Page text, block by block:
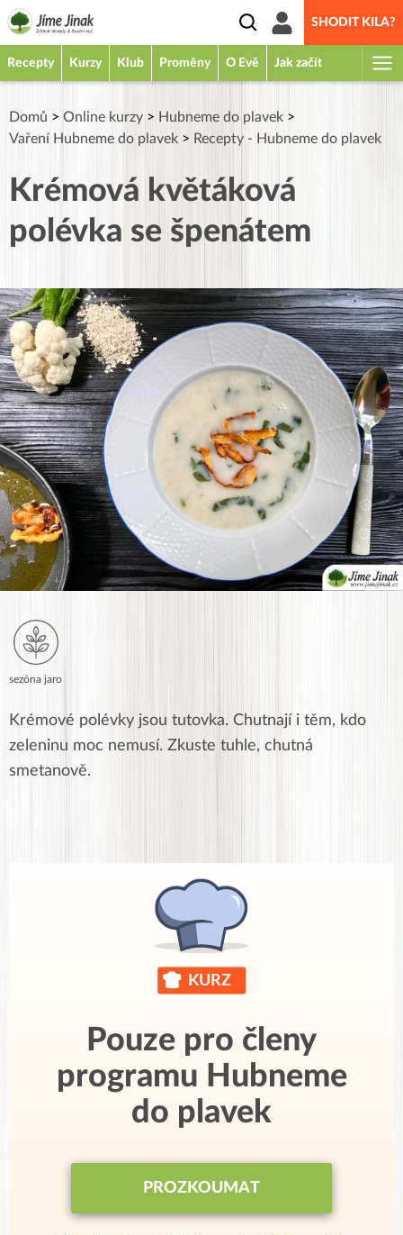
SHODIT KILA?
Recepty Kurzy Klub Proměny O Evě Jak začít
Domů > Online kurzy > Hubneme do plavek >
Vaření Hubneme do plavek > Recepty - Hubneme do plavek
Krémová květáková
polévka se špenátem
sezóna jaro
Krémové polévky jsou tutovka. Chutnají i těm, kdo
zeleninu moc nemusí. Zkuste tuhle, chutná
smetanově.
Pouze pro členy
programu Hubneme
do plavek
PROZKOUMAT